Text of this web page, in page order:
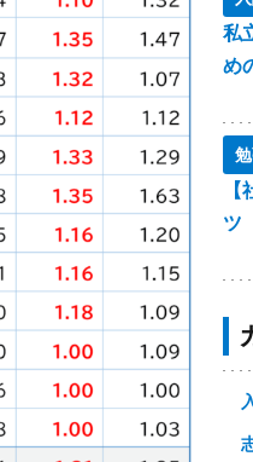
私
め
ツ